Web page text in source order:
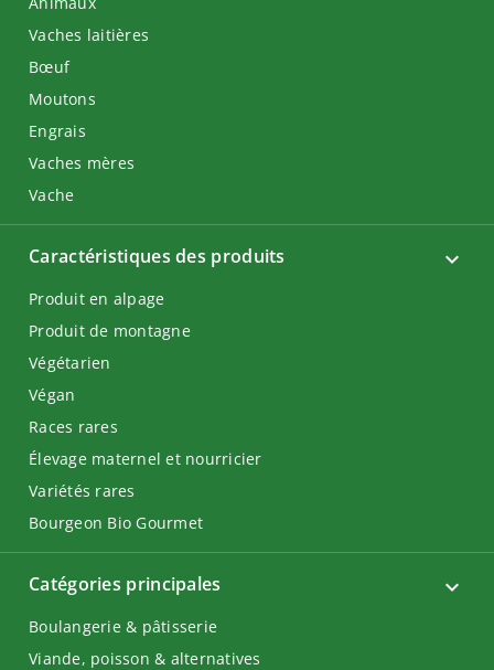
Vaches laitières
Bœuf
Moutons
Engrais
Vaches mères
Vache
Catégories principales
Boulangerie & pâtisserie
Viande, poisson & alternatives
Caractéristiques des produits
Produit en alpage
Produit de montagne
Végétarien
Végan
Races rares
Élevage maternel et nourricier
Variétés rares
Bourgeon Bio Gourmet